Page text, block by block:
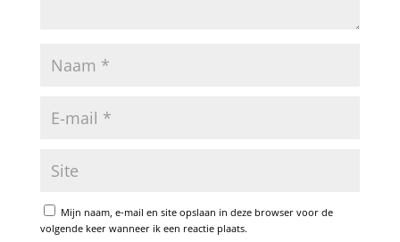
Mijn naam, e-mail en site opslaan in deze browser voor de
volgende keer wanneer ik een reactie plaats.